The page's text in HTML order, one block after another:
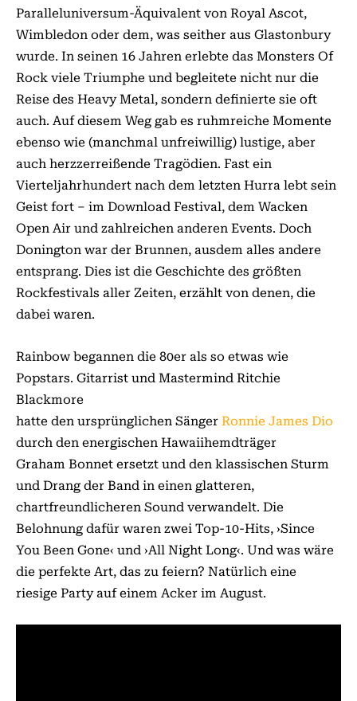
Paralleluniversum-Äquivalent von Royal Ascot,
Wimbledon oder dem, was seither aus Glastonbury
wurde. In seinen 16 Jahren erlebte das Monsters Of
Rock viele Triumphe und begleitete nicht nur die
Reise des Heavy Metal, sondern definierte sie oft
auch. Auf diesem Weg gab es ruhmreiche Momente
ebenso wie (manchmal unfreiwillig) lustige, aber
auch herzzerreißende Tragödien. Fast ein
Vierteljahrhundert nach dem letzten Hurra lebt sein
Geist fort – im Download Festival, dem Wacken
Open Air und zahlreichen anderen Events. Doch
Donington war der Brunnen, ausdem alles andere
entsprang. Dies ist die Geschichte des größten
Rockfestivals aller Zeiten, erzählt von denen, die
dabei waren.
Rainbow begannen die 80er als so etwas wie
Popstars. Gitarrist und Mastermind Ritchie
Blackmore
hatte den ursprünglichen Sänger Ronnie James Dio
durch den energischen Hawaiihemdträger
Graham Bonnet ersetzt und den klassischen Sturm
und Drang der Band in einen glatteren,
chartfreundlicheren Sound verwandelt. Die
Belohnung dafür waren zwei Top-10-Hits, ›Since
You Been Gone‹ und ›All Night Long‹. Und was wäre
die perfekte Art, das zu feiern? Natürlich eine
riesige Party auf einem Acker im August.